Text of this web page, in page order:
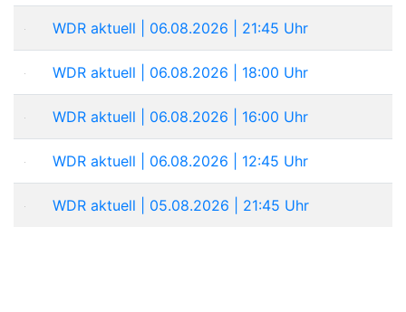
WDR aktuell | 06.08.2026 | 21:45 Uhr
WDR aktuell | 06.08.2026 | 18:00 Uhr
WDR aktuell | 06.08.2026 | 16:00 Uhr
WDR aktuell | 06.08.2026 | 12:45 Uhr
WDR aktuell | 05.08.2026 | 21:45 Uhr